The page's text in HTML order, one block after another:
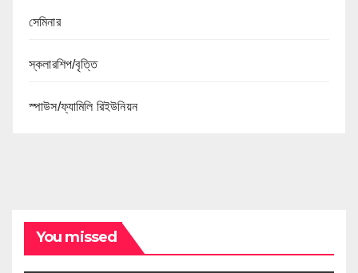
সেমিনার
স্কলারশিপ/বৃত্তি
স্পাউস/ফ্যামিলি রিইউনিয়ন
You missed